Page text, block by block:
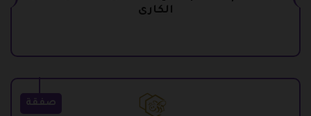
الكارى
صفقة